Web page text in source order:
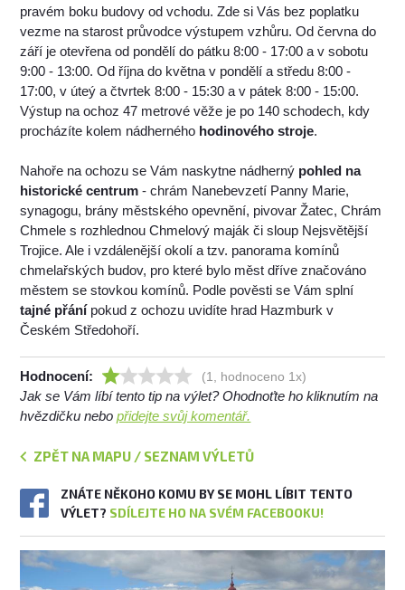
pravém boku budovy od vchodu. Zde si Vás bez poplatku
vezme na starost průvodce výstupem vzhůru. Od června do
září je otevřena od pondělí do pátku 8:00 - 17:00 a v sobotu
9:00 - 13:00. Od října do května v pondělí a středu 8:00 -
17:00, v úteý a čtvrtek 8:00 - 15:30 a v pátek 8:00 - 15:00.
Výstup na ochoz 47 metrové věže je po 140 schodech, kdy
procházíte kolem nádherného hodinového stroje.
Nahoře na ochozu se Vám naskytne nádherný pohled na
historické centrum - chrám Nanebevzetí Panny Marie,
synagogu, brány městského opevnění, pivovar Žatec, Chrám
Chmele s rozhlednou Chmelový maják či sloup Nejsvětější
Trojice. Ale i vzdálenější okolí a tzv. panorama komínů
chmelařských budov, pro které bylo měst dříve značováno
městem se stovkou komínů. Podle pověsti se Vám splní
tajné přánípokud z ochozu uvidíte hrad Hazmburk v
Českém Středohoří.
Hodnocení: (1, hodnoceno 1x)
Jak se Vám líbí tento tip na výlet? Ohodnoťte ho kliknutím na
hvězdičku nebopřidejte svůj komentář.
ZPĚT NA MAPU / SEZNAM VÝLETŮ
ZNÁTE NĚKOHO KOMU BY SE MOHL LÍBIT TENTO
VÝLET? SDÍLEJTE HO NA SVÉM FACEBOOKU!